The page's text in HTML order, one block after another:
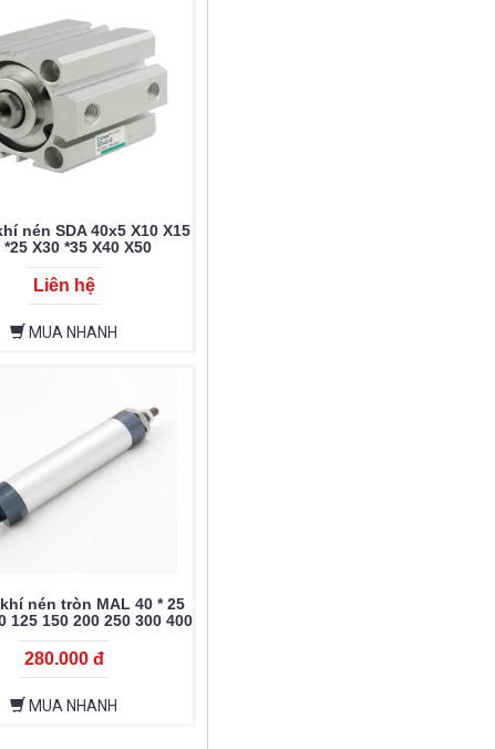
nén SDA 40x5 X10 X15
*25 X30 *35 X40 X50
Liên hệ
MUA NHANH
nén tròn MAL 40 * 25
125 150 200 250 300 400
500
280.000 đ
MUA NHANH